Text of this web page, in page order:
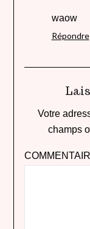
waow
Répondre
Votre
champs